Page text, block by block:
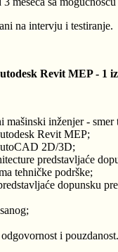
na intervju i testiranje.
Revit MEP - 1
inženjer - smer
Revit MEP;
2D/3D;
predstavljaće
tehničke podrške;
dopunsku
i pouzdanost.